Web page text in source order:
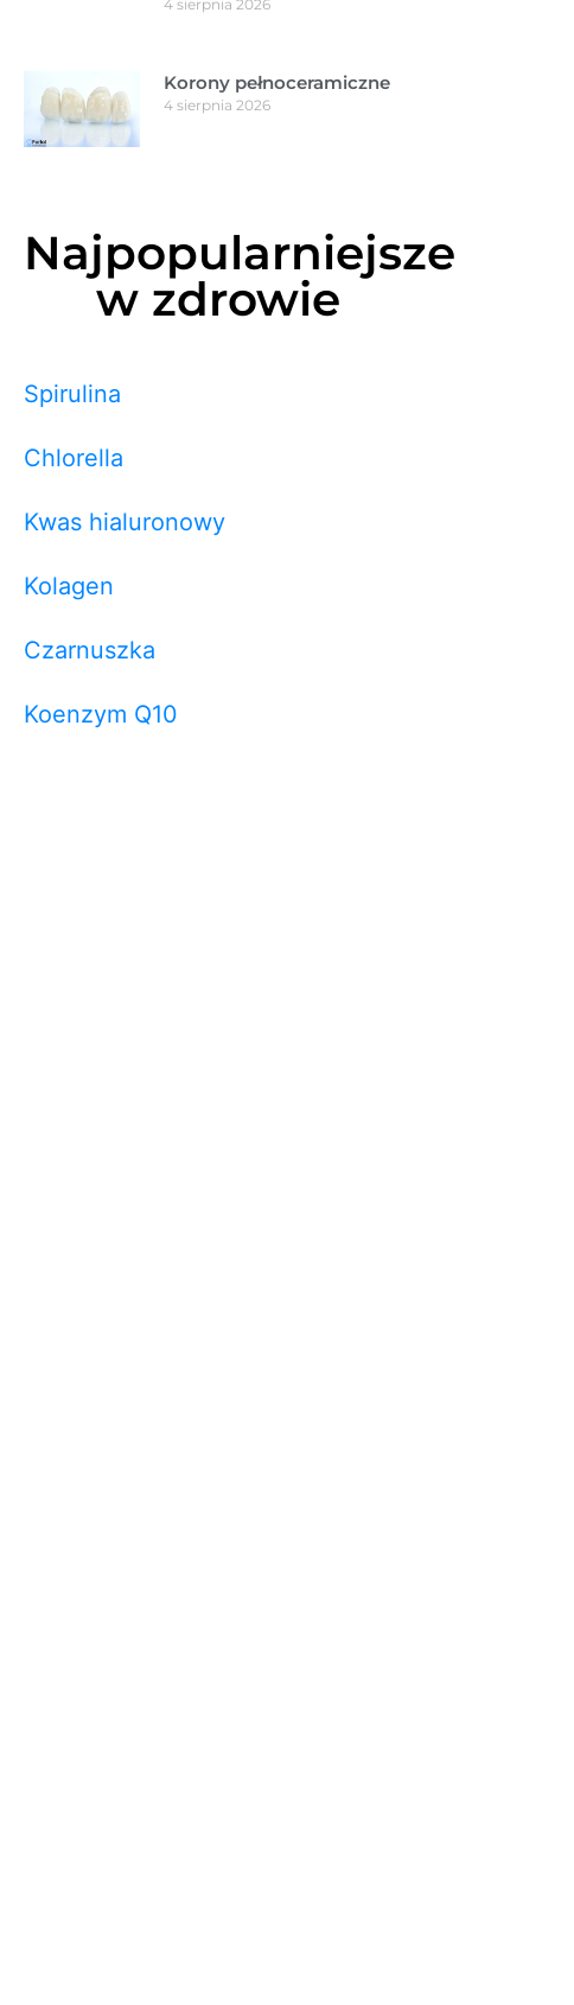
4 sierpnia 2026
Korony pełnoceramiczne
4 sierpnia 2026
Najpopularniejsze
w zdrowie
Spirulina
Chlorella
Kwas hialuronowy
Kolagen
Czarnuszka
Koenzym Q10